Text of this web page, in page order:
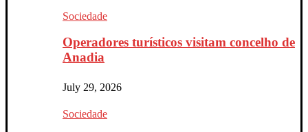
Sociedade
Operadores turísticos visitam concelho de
Anadia
July 29, 2026
Sociedade